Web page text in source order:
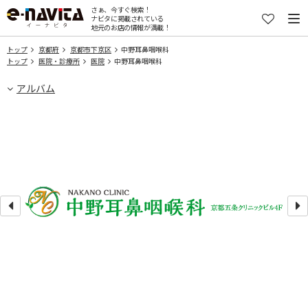
さぁ、今すぐ検索！
ナビタに掲載されている
地元のお店の情報が満載！
トップ 京都府 京都市下京区
中野耳鼻咽喉科
トップ
医院・診療所 医院 中野耳鼻咽喉科
アルバム